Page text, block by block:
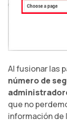
Al fusionar las
número de
que no
información de